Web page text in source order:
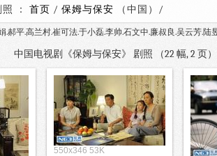
： 首页 / 保姆与保安 （中国
.郝平.高兰村.崔可法.于小磊.李帅.石文中.廉叔良.吴云芳.陆
中国电视剧《保姆与保安》 剧照 （22 幅, 2
550x346 53K